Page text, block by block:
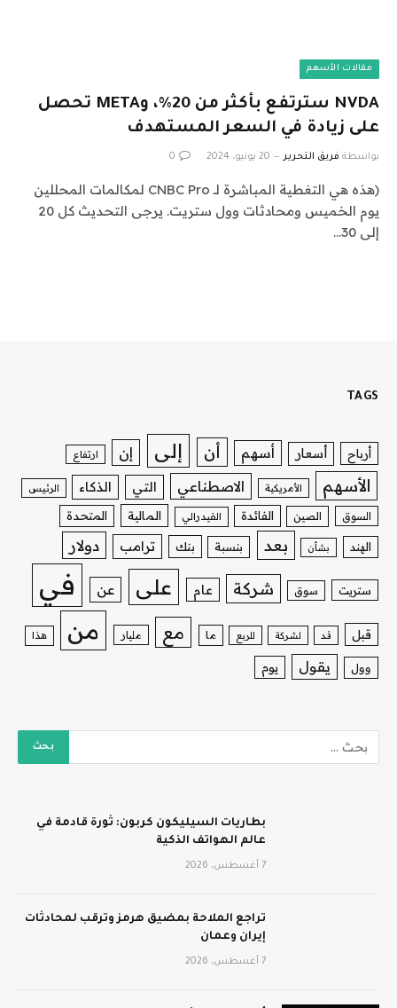
مقالات الأسهم
NVDA سترتفع بأكثر من 20%، وMETA تحصل
على زيادة في السعر المستهدف
بواسطة فريق التحرير 20 يونيو، 2024 0
(هذه هي التغطية المباشرة لـ CNBC Pro لمكالمات المحللين
يوم الخميس ومحادثات وول ستريت. يرجى التحديث كل 20
إلى 30…
TAGS
أرباح أسعار أسهم أن إلى إن ارتفاع
الأسهم الأمريكية الاصطناعي التي الذكاء الرئيس
السوق الصين الفائدة الفيدرالي المالية المتحدة
الهند بشأن بعد بنسبة بنك ترامب دولار
ستريت سوق شركة عام على عن في
قبل قد لشركة للربع ما مع مليار من هذا
وول يقول يوم
بطاريات السيليكون كربون: ثورة قادمة في
عالم الهواتف الذكية
7 أغسطس، 2026
تراجع الملاحة بمضيق هرمز وترقب لمحادثات
إيران وعمان
7 أغسطس، 2026